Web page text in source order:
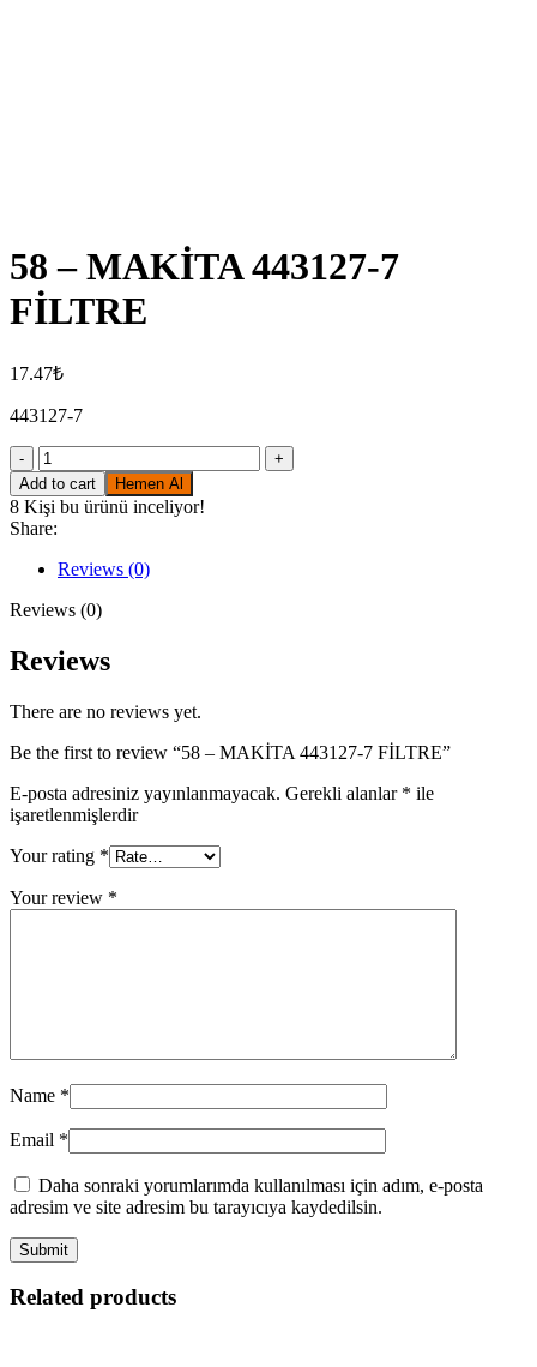
58 – MAKİTA 443127-7
FİLTRE
17.47₺
443127-7
58
-
MAKİTA
443127-
7
FİLTRE
quantity
Add to cart Hemen Al
8 Kişi bu ürünü inceliyor!
Share:
Reviews (0)
Reviews (0)
Reviews
There are no reviews yet.
Be the first to review “58 – MAKİTA 443127-7 FİLTRE”
E-posta adresiniz yayınlanmayacak. Gerekli alanlar * ile
işaretlenmişlerdir
Your rating *
Your review *
Name *
Email *
Daha sonraki yorumlarımda kullanılması için adım, e-posta
adresim ve site adresim bu tarayıcıya kaydedilsin.
Related products